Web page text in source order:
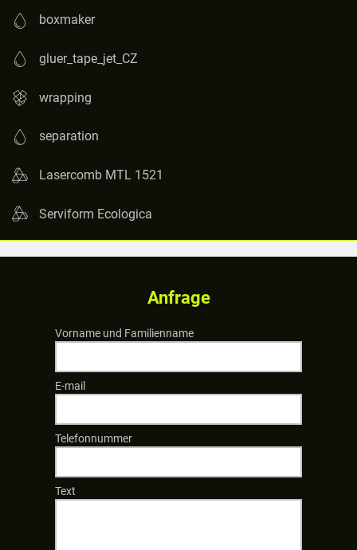
boxmaker
gluer_tape_jet_CZ
wrapping
separation
Lasercomb MTL 1521
Serviform Ecologica
Anfrage
Vorname und Familienname
E-mail
Telefonnummer
Text